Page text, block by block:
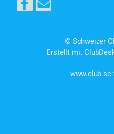
© Schweizer
Erstellt mit
www.club-